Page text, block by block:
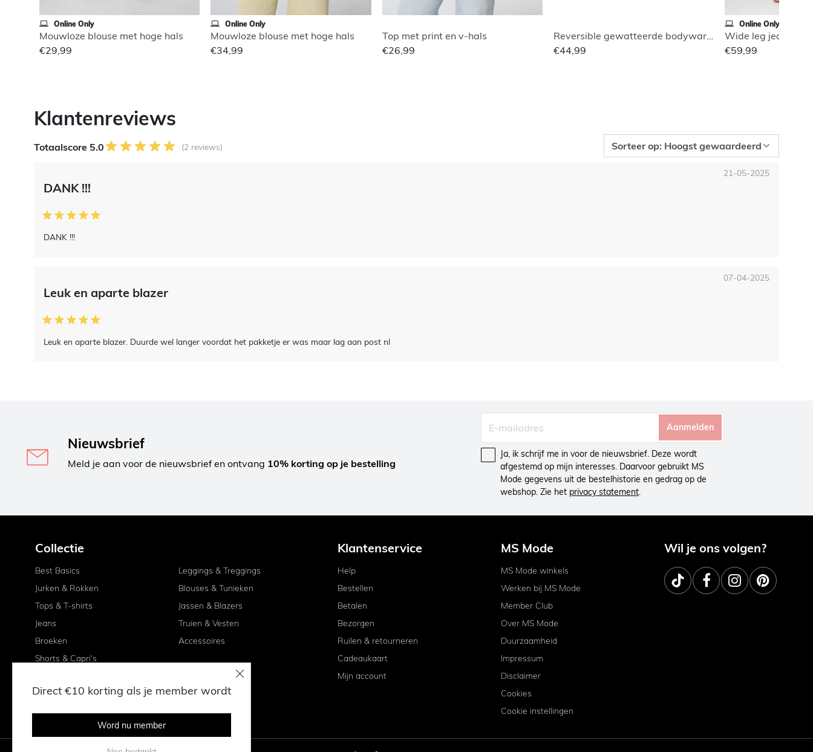
Online Only
Mouwloze blouse met hoge hals
€29,99
Online Only
Mouwloze blouse met hoge hals
€34,99
Top met print en v-hals
€26,99
€44,99
Online Only
€59,99
Klantenreviews
Totaalscore 5.0 (2 reviews)
DANK !!!
DANK !!!
21-05-2025
Leuk en aparte blazer
Leuk en aparte blazer. Duurde wel langer voordat het pakketje er was maar lag aan post nl
07-04-2025
Nieuwsbrief
Meld je aan voor de nieuwsbrief en ontvang 10% korting op je bestelling
Aanmelden
Ja, ik schrijf me in voor de nieuwsbrief. Deze wordt
afgestemd op mijn interesses. Daarvoor gebruikt MS
Mode gegevens uit de bestelhistorie en gedrag op de
webshop. Zie het privacy statement.
Collectie
Best Basics
Jurken & Rokken
Tops & T-shirts
Jeans
Broeken
Shorts & Capri's
Leggings & Treggings
Blouses & Tunieken
Jassen & Blazers
Truien & Vesten
Accessoires
Klantenservice
Help
Bestellen
Betalen
Bezorgen
Ruilen & retourneren
Cadeaukaart
Mijn account
MS Mode
MS Mode winkels
Werken bij MS Mode
Member Club
Over MS Mode
Duurzaamheid
Impressum
Disclaimer
Cookies
Cookie instellingen
Wil je ons volgen?
Direct €10 korting als je member wordt
Word nu member